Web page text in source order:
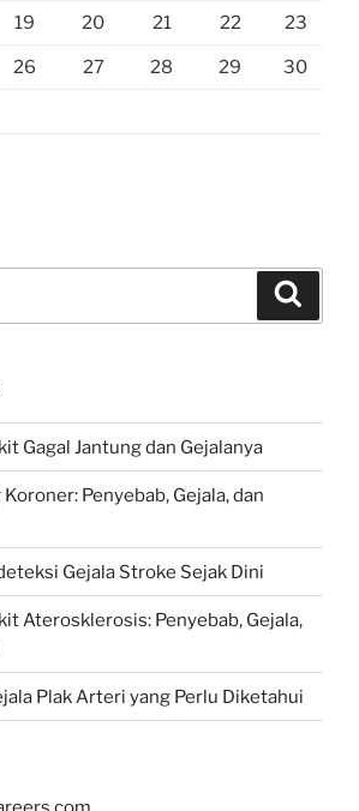
19 20 21 22 23
26 27 28 29 30
Gagal Jantung dan Gejalanya
Penyebab, Gejala, dan
Gejala Stroke Sejak Dini
Aterosklerosis: Penyebab, Gejala,
Plak Arteri yang Perlu Diketahui